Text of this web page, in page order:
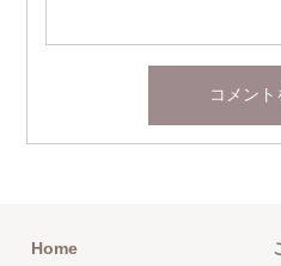
Home